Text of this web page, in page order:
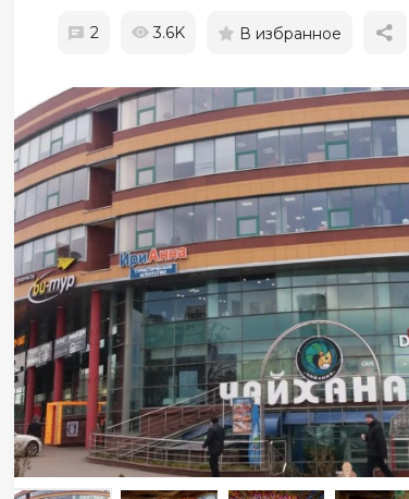
2 3.6K В избранное